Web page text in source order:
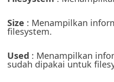
Size : Menampilkan
filesystem.
Used : Menampilkan
sudah dipakai untuk